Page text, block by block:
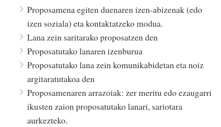
Proposamena egiten duenaren izen-abizenak (edo
izen soziala) eta kontaktatzeko modua.
Lana zein saritarako proposatzen den
Proposatutako lanaren izenburua
Proposatutako lana zein komunikabidetan eta noiz
argitaratutakoa den
Proposamenaren arrazoiak: zer meritu edo ezaugarri
ikusten zaion proposatutako lanari, sariotara
aurkezteko.